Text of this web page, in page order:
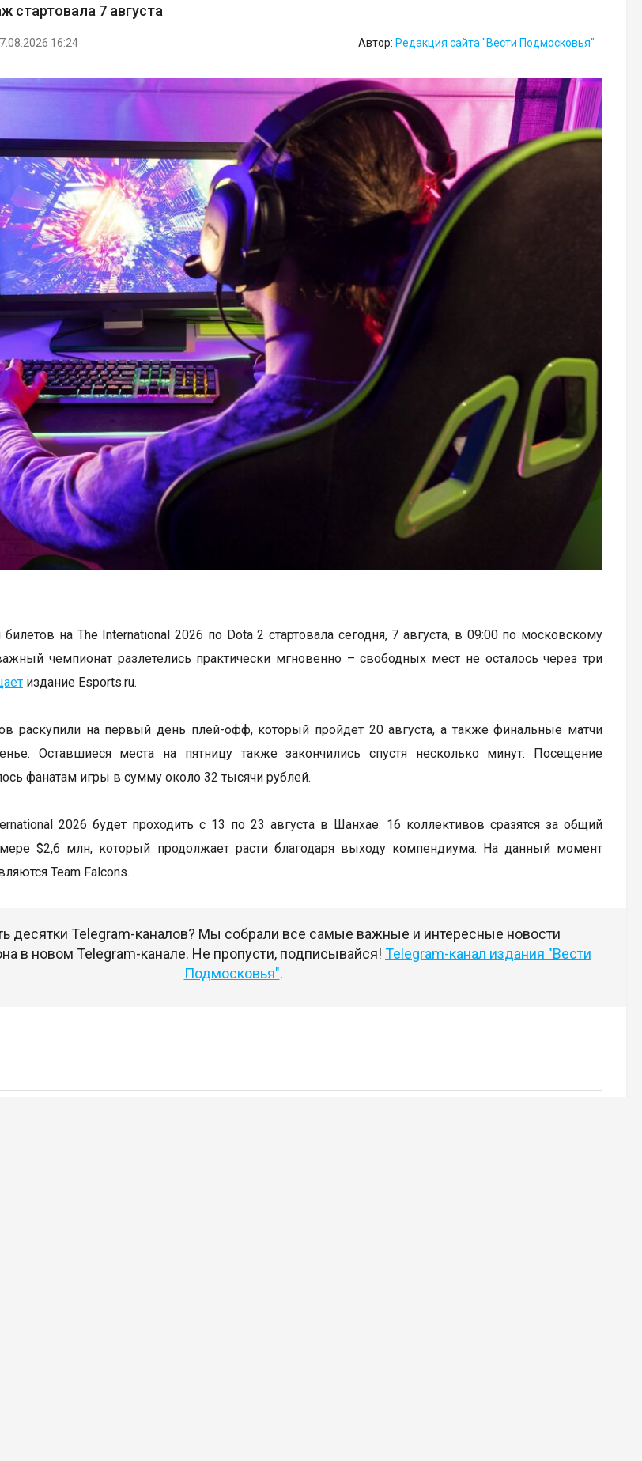
стартовала 7 августа
16:24 Автор: Редакция сайта "Вести Подмосковья"
на The International 2026 по Dota 2 стартовала сегодня, 7 августа, в 09:00 по московскому
чемпионат разлетелись практически мгновенно – свободных мест не осталось через три
издание Esports.ru.
раскупили на первый день плей-офф, который пройдет 20 августа, а также финальные матчи
Оставшиеся места на пятницу также закончились спустя несколько минут. Посещение
фанатам игры в сумму около 32 тысячи рублей.
2026 будет проходить с 13 по 23 августа в Шанхае. 16 коллективов сразятся за общий
$2,6 млн, который продолжает расти благодаря выходу компендиума. На данный момент
Team Falcons.
десятки Telegram-каналов? Мы собрали все самые важные и интересные новости
в новом Telegram-канале. Не пропусти, подписывайся! Telegram-канал издания "Вести
Подмосковья".